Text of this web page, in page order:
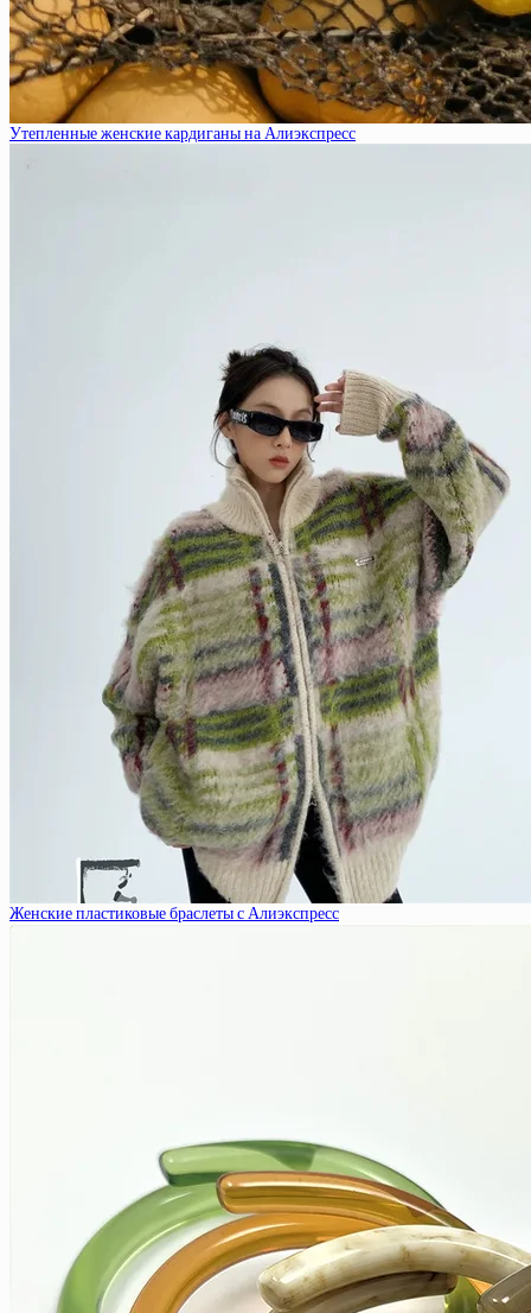
Утепленные женские кардиганы на Алиэкспресс
Женские пластиковые браслеты с Алиэкспресс